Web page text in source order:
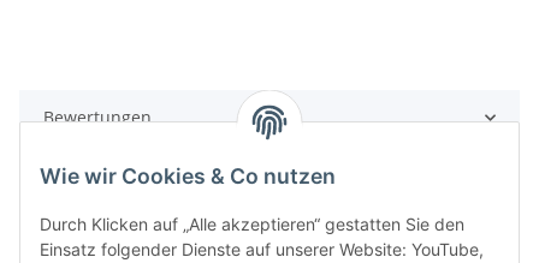
Bewertungen
Wie wir Cookies & Co nutzen
Durch Klicken auf „Alle akzeptieren“ gestatten Sie den
Einsatz folgender Dienste auf unserer Website: YouTube,